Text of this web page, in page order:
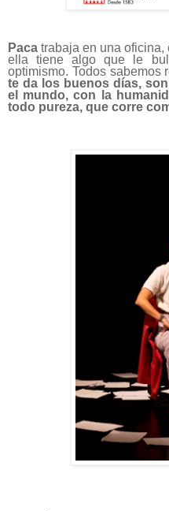
Paca trabaja en una oficina,
ella tiene algo que le
optimismo. Todos sabemos
te da los buenos días,
el mundo, con la
todo pureza, que corre